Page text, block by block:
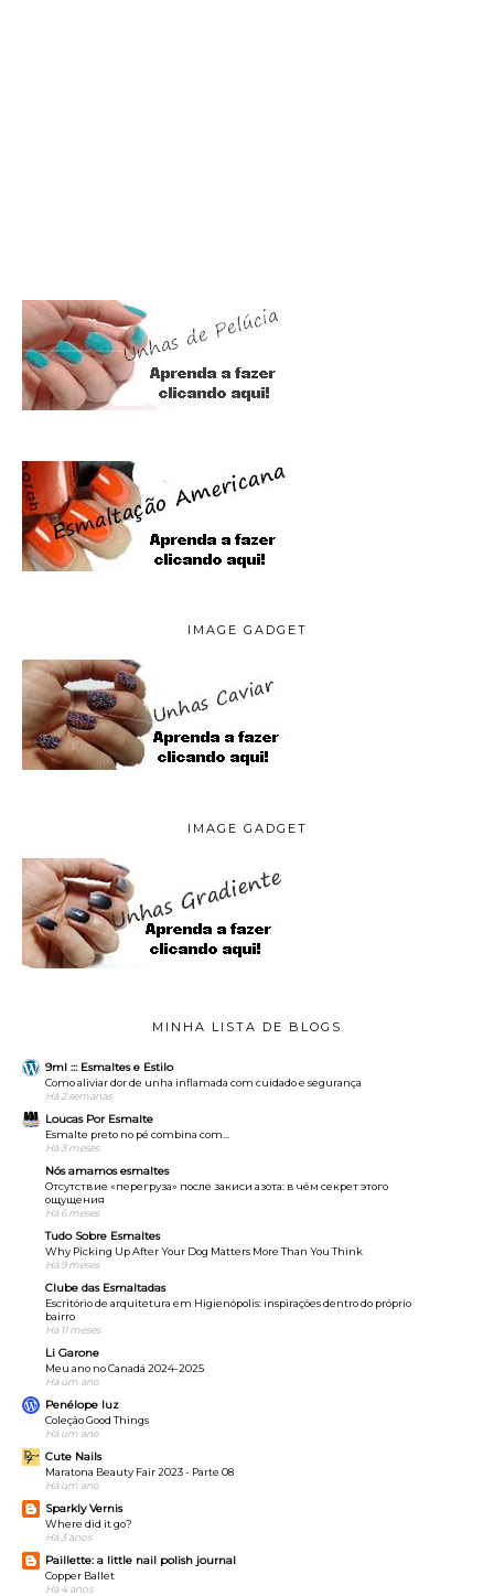
IMAGE GADGET
IMAGE GADGET
MINHA LISTA DE BLOGS
9ml ::: Esmaltes e Estilo
Como aliviar dor de unha inflamada com cuidado e segurança
Há 2 semanas
Loucas Por Esmalte
Esmalte preto no pé combina com…
Há 3 meses
Nós amamos esmaltes
Отсутствие «перегруза» после закиси азота: в чём секрет этого
ощущения
Há 6 meses
Tudo Sobre Esmaltes
Why Picking Up After Your Dog Matters More Than You Think
Há 9 meses
Clube das Esmaltadas
Escritório de arquitetura em Higienópolis: inspirações dentro do próprio
bairro
Há 11 meses
Li Garone
Meu ano no Canadá 2024-2025
Há um ano
Penélope luz
Coleção Good Things
Há um ano
Cute Nails
Maratona Beauty Fair 2023 - Parte 08
Há um ano
Sparkly Vernis
Where did it go?
Há 3 anos
Paillette: a little nail polish journal
Copper Ballet
Há 4 anos